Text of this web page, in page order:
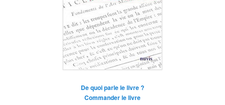
De quoi parle le livre ?
Commander le livre